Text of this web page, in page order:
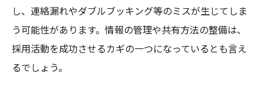
し、連絡漏れやダブルブッキング等のミスが生じてしま
う可能性があります。情報の管理や共有方法の整備は、
採用活動を成功させるカギの一つになっているとも言え
るでしょう。